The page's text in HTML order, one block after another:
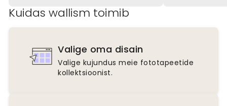
Kuidas wallism toimib
Valige oma disain
Valige kujundus meie fototapeetide
kollektsioonist.